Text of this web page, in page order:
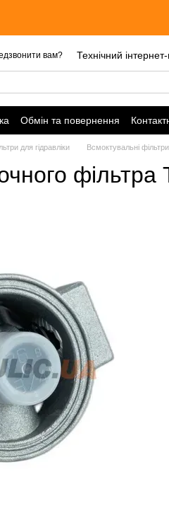
вам? Технічний
Обмін та повернення
для гідравліки Всмоктувальні фільтри
фільтра